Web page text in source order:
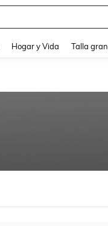
Hogar y Vida Talla